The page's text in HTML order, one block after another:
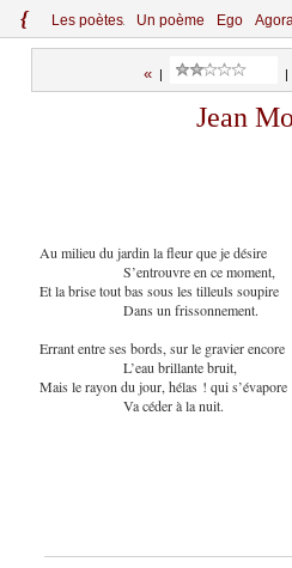
{ Les poètes Un poème Ego
«|
Jean
Au milieu du jardin la fleur que je désire
S’entrouvre en ce moment,
Et la brise tout bas sous les tilleuls soupire
Dans un frissonnement.
Errant entre ses bords, sur le gravier encore
L’eau brillante bruit,
Mais le rayon du jour, hélas ! qui s’évapore
Va céder à la nuit.